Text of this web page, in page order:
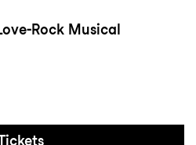
Rock Musical